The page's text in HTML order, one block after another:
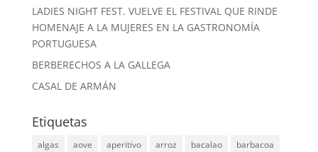
LADIES NIGHT FEST. VUELVE EL FESTIVAL QUE RINDE
HOMENAJE A LA MUJERES EN LA GASTRONOMÍA
PORTUGUESA
BERBERECHOS A LA GALLEGA
CASAL DE ARMÁN
Etiquetas
algas aove aperitivo arroz bacalao
barbacoa